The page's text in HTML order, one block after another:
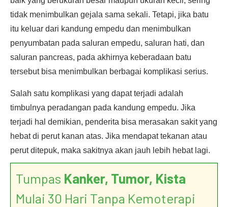
tidak menimbulkan gejala sama sekali. Tetapi, jika batu
itu keluar dari kandung empedu dan menimbulkan
penyumbatan pada saluran empedu, saluran hati, dan
saluran pancreas, pada akhirnya keberadaan batu
tersebut bisa menimbulkan berbagai komplikasi serius.
Salah satu komplikasi yang dapat terjadi adalah
timbulnya peradangan pada kandung empedu. Jika
terjadi hal demikian, penderita bisa merasakan sakit yang
hebat di perut kanan atas. Jika mendapat tekanan atau
perut ditepuk, maka sakitnya akan jauh lebih hebat lagi.
Tumpas Kanker, Tumor, Kista
Mulai 30 Hari Tanpa Kemoterapi